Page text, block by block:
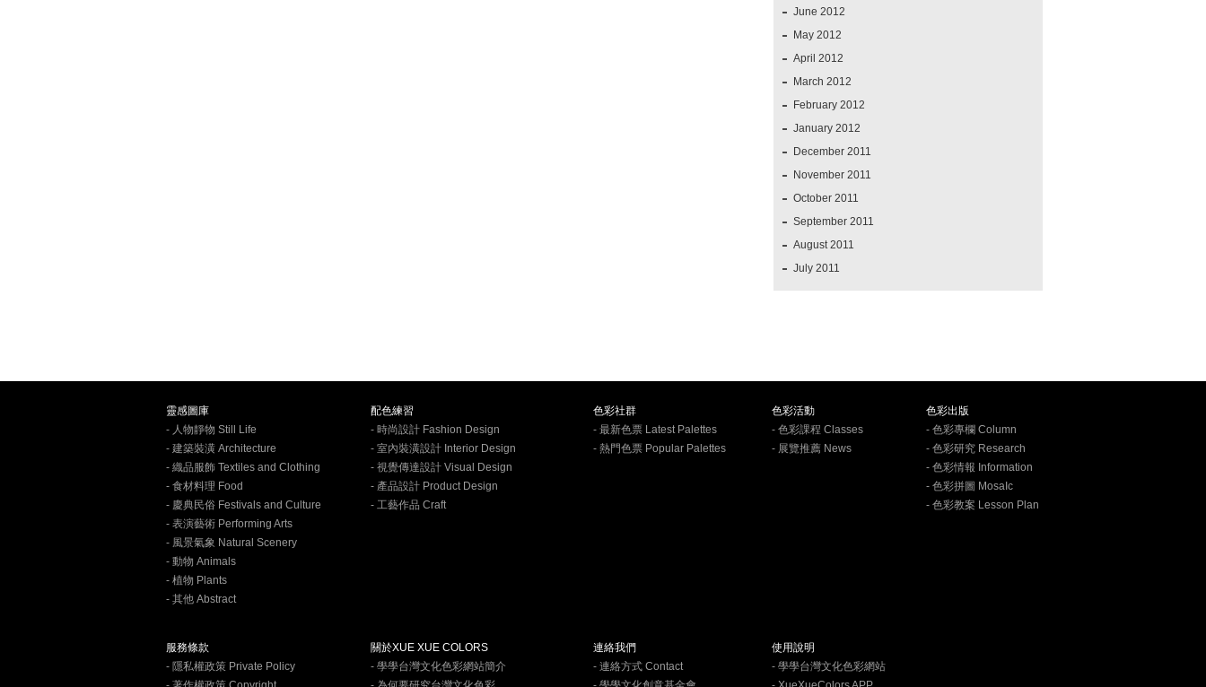
June 2012
May 2012
April 2012
March 2012
February 2012
January 2012
December 2011
November 2011
October 2011
September 2011
August 2011
July 2011
靈感圖庫
- 人物靜物 Still Life
- 建築裝潢 Architecture
- 織品服飾 Textiles and Clothing
- 食材料理 Food
- 慶典民俗 Festivals and Culture
- 表演藝術 Performing Arts
- 風景氣象 Natural Scenery
- 動物 Animals
- 植物 Plants
- 其他 Abstract
配色練習
- 時尚設計 Fashion Design
- 室內裝潢設計 Interior Design
- 視覺傳達設計 Visual Design
- 產品設計 Product Design
- 工藝作品 Craft
色彩社群
- 最新色票 Latest Palettes
- 熱門色票 Popular Palettes
色彩活動
- 色彩課程 Classes
- 展覽推薦 News
色彩出版
- 色彩專欄 Column
- 色彩研究 Research
- 色彩情報 Information
- 色彩拼圖 MosaIc
- 色彩教案 Lesson Plan
服務條款
- 隱私權政策 Private Policy
關於XUE XUE COLORS
- 學學台灣文化色彩網站簡介
連絡我們
- 連絡方式 Contact
使用說明
- 學學台灣文化色彩網站